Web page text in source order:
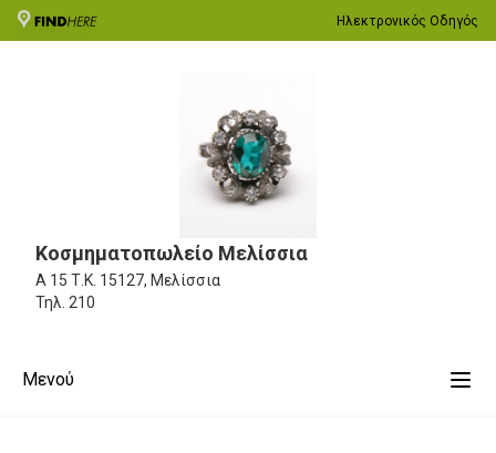
Ηλεκτρονικός Οδηγός
Κοσμηματοπωλείο Μελίσσια
Α 15 Τ.Κ. 15127, Μελίσσια
Τηλ. 210
Μενού